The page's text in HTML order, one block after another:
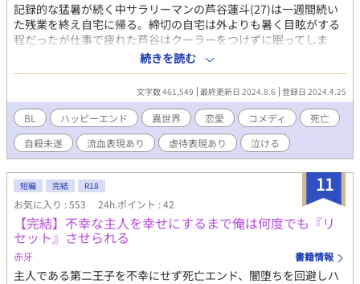
記録的な猛暑が続く中サラリーマンの芦谷蓮斗(27)は一週間続い
た残業を終え自宅に帰る。締切の自宅は外よりも暑く目眩がする
程だったが仕事で疲れた芦谷はクーラーをつけずに眠ってしま
う…。真っ暗な暗闇の中出逢ったのは泣きじゃくるハニエル(7)。
理由の分からぬ内にハニエルと魂が融合してしまい魔法のある異
世界へ。ところがハニエルは父親から虐待を受けていた。初っ端
から瀕死の重症で始まるハードモード!?。……あれ？もしかして
イージーモード？ゲームか物語か…色んな話がごちゃまぜの世
界。降りかかる不幸を切り抜ける為冒険者になる。主人公と伯爵
家の皆が(陰が薄い)チート集団となって頑張る話。ダンジョン内
のことはサラッと。学園内もサラッと。主人公は攻めです。７
歳〜１７歳と年齢が上がって行きます。お相手が登場する迄かな
り長いです(30話)。受けと出会う前に諸事情により攻めが12､13
歳で複数といたします(男女)。女性との性描写は詳しく書きませ
ん。同時に複数人と付き合ったり浮気はしません。にいさまやハ
ニエルと性的な意味で絡む事はありません。ショタではありませ
んが、受けが1話だけ胸を吸われます。シリアスだったりギャグぽ
くなったりします。人が何人か亡くなる話があります。自殺描写
続きを読む
文字数 461,549 最終更新日 2024.8.6 登録日 2024.4.25
BL ハッピーエンド 異世界 恋愛 コメディ
死亡
自殺未遂
流血表現あり 虐待表現あり 泣ける
11
短編 完結 R18
お気に入り : 553 24h.ポイント : 42
【完結】不幸な主人を幸せにするまで俺は何度でも『リ
セット』させられる
赤牙 書籍情報
主人である第二王子を不幸にせず死亡エンド、闇堕ちを回避しハ